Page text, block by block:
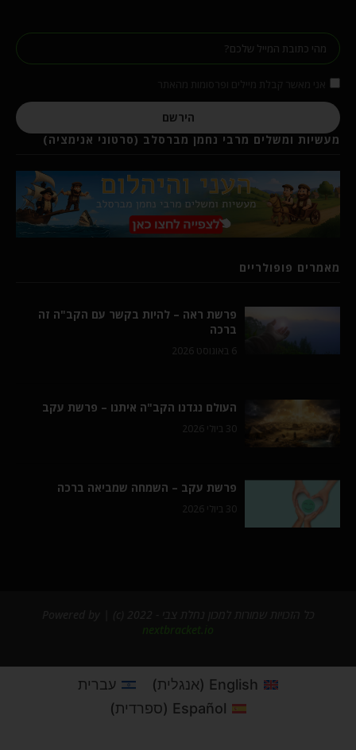
הירשם
מעשיות ומשלים מרבי נחמן מברסלב (סרטוני אנימציה)
מאמרים פופולריים
פרשת ראה – להיות בקשר עם הקב"ה זה
ברכה
6 באוגוסט 2026
העולם נגדנו הקב"ה איתנו – פרשת עקב
30 ביולי 2026
פרשת עקב – השמחה שמביאה ברכה
30 ביולי 2026
nextbracket.io
English
(אנגלית)
עברית
Español
(ספרדית)